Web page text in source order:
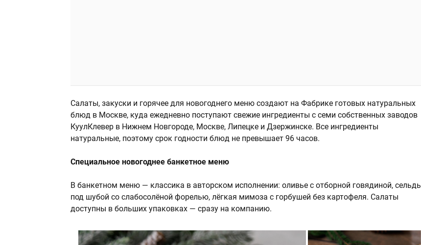
Салаты, закуски и горячее для новогоднего меню создают на Фабрике готовых натуральных
блюд в Москве, куда ежедневно поступают свежие ингредиенты с семи собственных заводов
КуулКлевер в Нижнем Новгороде, Москве, Липецке и Дзержинске. Все ингредиенты
натуральные, поэтому срок годности блюд не превышает 96 часов.
Специальное новогоднее банкетное меню
В банкетном меню — классика в авторском исполнении: оливье с отборной говядиной, сельдь
под шубой со слабосолёной форелью, лёгкая мимоза с горбушей без картофеля. Салаты
доступны в больших упаковках — сразу на компанию.